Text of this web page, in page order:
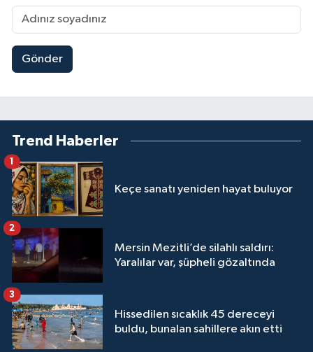
Gönder
Trend Haberler
Keçe sanatı yeniden hayat buluyor
1
Mersin Mezitli’de silahlı saldırı:
Yaralılar var, şüpheli gözaltında
2
Hissedilen sıcaklık 45 dereceyi
buldu, bunalan sahillere akın etti
3